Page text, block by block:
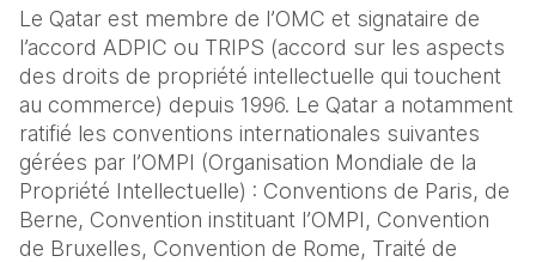
Le Qatar est membre de l’OMC et signataire de
l’accord ADPIC ou TRIPS (accord sur les aspects
des droits de propriété intellectuelle qui touchent
au commerce) depuis 1996. Le Qatar a notamment
ratifié les conventions internationales suivantes
gérées par l’OMPI (Organisation Mondiale de la
Propriété Intellectuelle) : Conventions de Paris, de
Berne, Convention instituant l’OMPI, Convention
de Bruxelles, Convention de Rome, Traité de